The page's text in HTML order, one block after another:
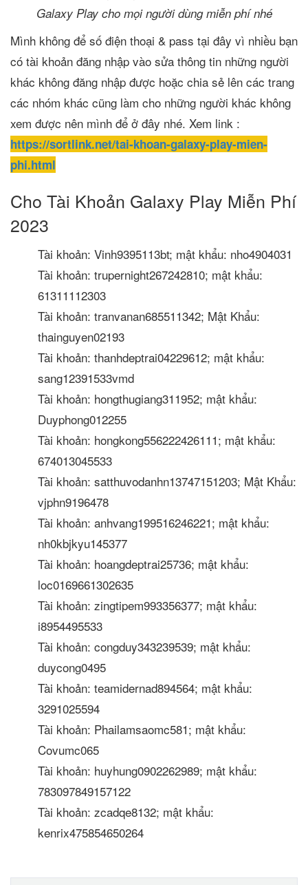
Galaxy Play cho mọi người dùng miễn phí nhé
Mình không để số điện thoại & pass tại đây vì nhiều bạn
có tài khoản đăng nhập vào sửa thông tin những người
khác không đăng nhập được hoặc chia sẻ lên các trang
các nhóm khác cũng làm cho những người khác không
xem được nên mình để ở đây nhé. Xem link :
https://sortlink.net/tai-khoan-galaxy-play-mien-
phi.html
Cho Tài Khoản Galaxy Play Miễn Phí
2023
Tài khoản: Vinh9395113bt; mật khẩu: nho4904031
Tài khoản: trupernight267242810; mật khẩu:
61311112303
Tài khoản: tranvanan685511342; Mật Khẩu:
thainguyen02193
Tài khoản: thanhdeptrai04229612; mật khẩu:
sang12391533vmd
Tài khoản: hongthugiang311952; mật khẩu:
Duyphong012255
Tài khoản: hongkong556222426111; mật khẩu:
674013045533
Tài khoản: satthuvodanhn13747151203; Mật Khẩu:
vjphn9196478
Tài khoản: anhvang199516246221; mật khẩu:
nh0kbjkyu145377
Tài khoản: hoangdeptrai25736; mật khẩu:
loc0169661302635
Tài khoản: zingtipem993356377; mật khẩu:
i8954495533
Tài khoản: congduy343239539; mật khẩu:
duycong0495
Tài khoản: teamidernad894564; mật khẩu:
3291025594
Tài khoản: Phailamsaomc581; mật khẩu:
Covumc065
Tài khoản: huyhung0902262989; mật khẩu:
783097849157122
Tài khoản: zcadqe8132; mật khẩu:
kenrix475854650264